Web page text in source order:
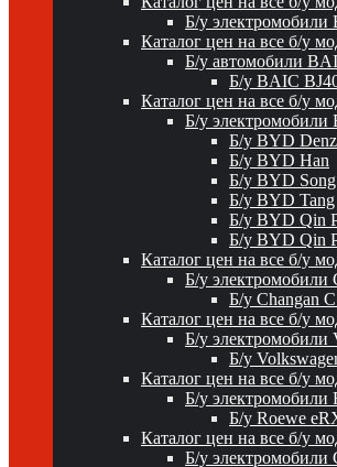
Б/у электромобили
Каталог цен на все б/у
Б/у автомобили
Б/у BAIC
Каталог цен на все б/у
Б/у электромобили
Б/у BYD
Б/у BYD Han
Б/у BYD Song
Б/у BYD Tang
Б/у BYD Qin
Б/у BYD Qin
Каталог цен на все б/у
Б/у электромобили
Б/у Changan
Каталог цен на все б/у
Б/у электромобили
Б/у
Каталог цен на все б/у
Б/у электромобили
Б/у Roewe
Каталог цен на все б/у
Б/у электромобили